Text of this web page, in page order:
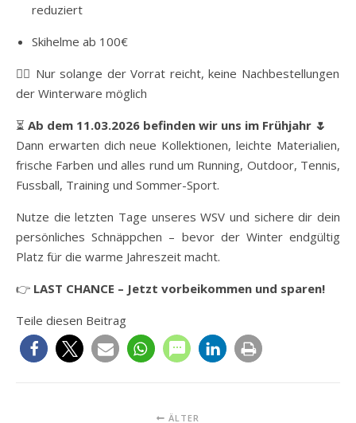
reduziert
Skihelme ab 100€
👉🏽 Nur solange der Vorrat reicht, keine Nachbestellungen
der Winterware möglich
⏳ Ab dem 11.03.2026 befinden wir uns im Frühjahr 🌷
Dann erwarten dich neue Kollektionen, leichte Materialien,
frische Farben und alles rund um Running, Outdoor, Tennis,
Fussball, Training und Sommer-Sport.
Nutze die letzten Tage unseres WSV und sichere dir dein
persönliches Schnäppchen – bevor der Winter endgültig
Platz für die warme Jahreszeit macht.
👉 LAST CHANCE – Jetzt vorbeikommen und sparen!
Teile diesen Beitrag
ÄLTER